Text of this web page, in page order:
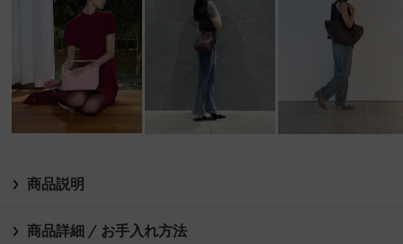
商品説明
商品詳細 / お手入れ方法